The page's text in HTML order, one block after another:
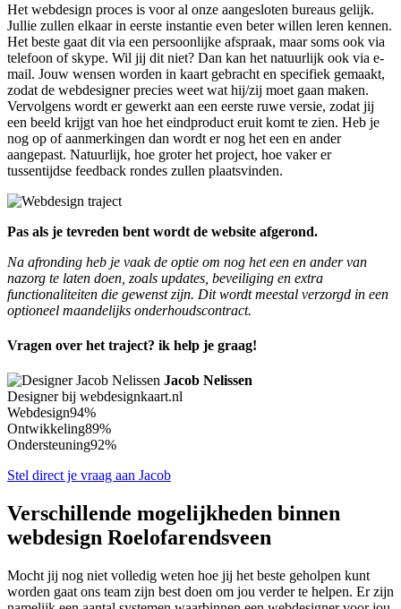
Het webdesign proces is voor al onze aangesloten bureaus gelijk.
Jullie zullen elkaar in eerste instantie even beter willen leren kennen.
Het beste gaat dit via een persoonlijke afspraak, maar soms ook via
telefoon of skype. Wil jij dit niet? Dan kan het natuurlijk ook via e-
mail. Jouw wensen worden in kaart gebracht en specifiek gemaakt,
zodat de webdesigner precies weet wat hij/zij moet gaan maken.
Vervolgens wordt er gewerkt aan een eerste ruwe versie, zodat jij
een beeld krijgt van hoe het eindproduct eruit komt te zien. Heb je
nog op of aanmerkingen dan wordt er nog het een en ander
aangepast. Natuurlijk, hoe groter het project, hoe vaker er
tussentijdse feedback rondes zullen plaatsvinden.
Pas als je tevreden bent wordt de website afgerond.
Na afronding heb je vaak de optie om nog het een en ander van
nazorg te laten doen, zoals updates, beveiliging en extra
functionaliteiten die gewenst zijn. Dit wordt meestal verzorgd in een
optioneel maandelijks onderhoudscontract.
Vragen over het traject? ik help je graag!
Jacob Nelissen
Designer bij webdesignkaart.nl
Webdesign94%
Ontwikkeling89%
Ondersteuning92%
Stel direct je vraag aan Jacob
Verschillende mogelijkheden binnen
webdesign Roelofarendsveen
Mocht jij nog niet volledig weten hoe jij het beste geholpen kunt
worden gaat ons team zijn best doen om jou verder te helpen. Er zijn